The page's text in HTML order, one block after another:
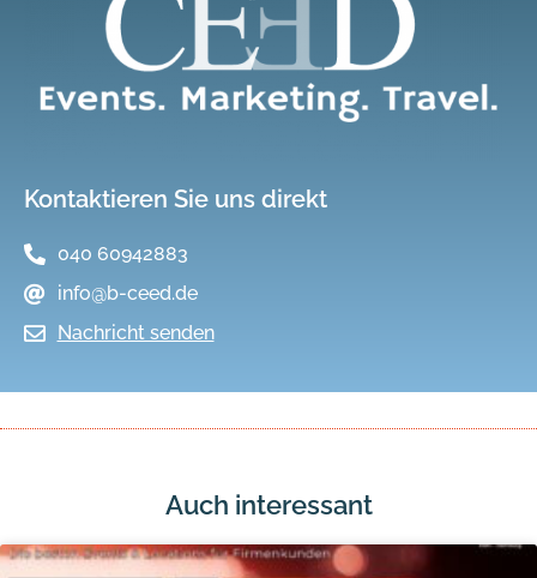
Kontaktieren Sie uns direkt
040 60942883
info@b-ceed.de
Nachricht senden
Auch interessant